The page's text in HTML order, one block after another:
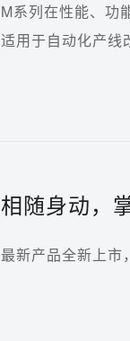
M系列在性能、功
适用于自动化产线
相随身动，
相机M系列
最新产品全新上市